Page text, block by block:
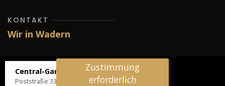
KONTAKT
Wir in Wadern
Central-Garage H. Wilhelm
Poststraße 33, 66687 Wadern
Zustimmung
erforderlich